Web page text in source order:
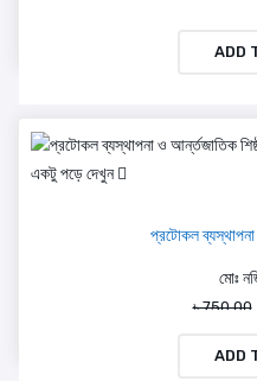
ADD
একটু পড়ে দেখুন
প্রটোকল ব্যস্থাপনা
মোঃ
৳ 750.00
ADD